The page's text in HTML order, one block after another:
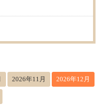
2026年11月 2026年12月